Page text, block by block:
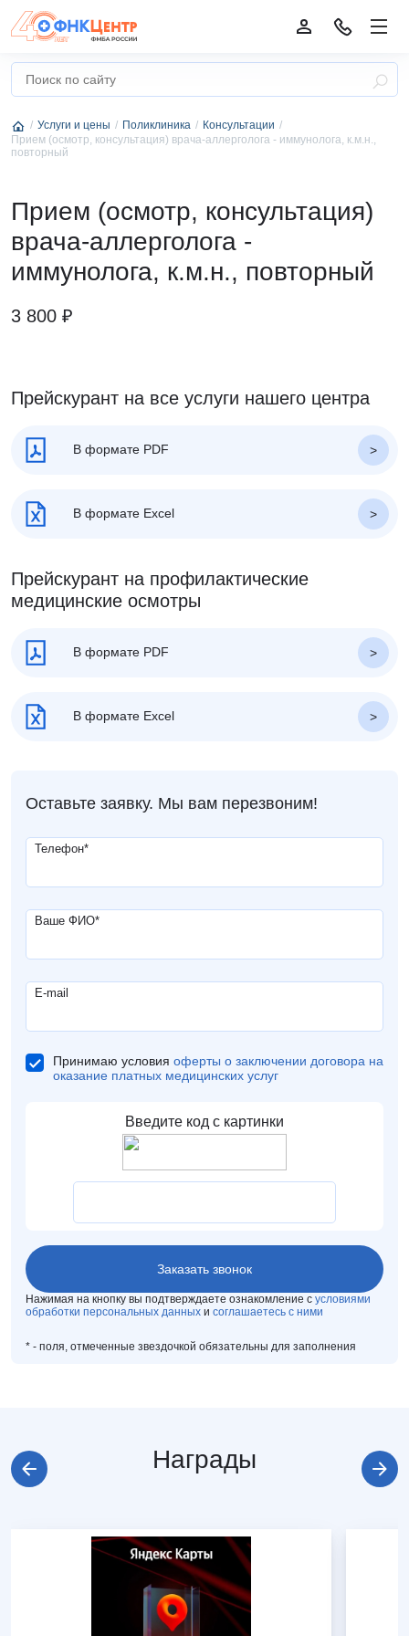
Услуги и цены Поликлиника
Консультации
Прием (осмотр, консультация) врача-аллерголога - иммунолога, к.м.н.,
повторный
Прием (осмотр, консультация)
врача-аллерголога -
иммунолога, к.м.н., повторный
3 800 ₽
Прейскурант на все услуги нашего центра
В формате PDF
В формате Excel
Прейскурант на профилактические
медицинские осмотры
В формате PDF
В формате Excel
Оставьте заявку. Мы вам перезвоним!
Телефон*
Ваше ФИО*
E-mail
Принимаю условия оферты о заключении договора на
оказание платных медицинских услуг
Нажимая на кнопку вы подтверждаете ознакомление с условиями
обработки персональных данных и соглашаетесь с ними
* - поля, отмеченные звездочкой обязательны для заполнения
Награды